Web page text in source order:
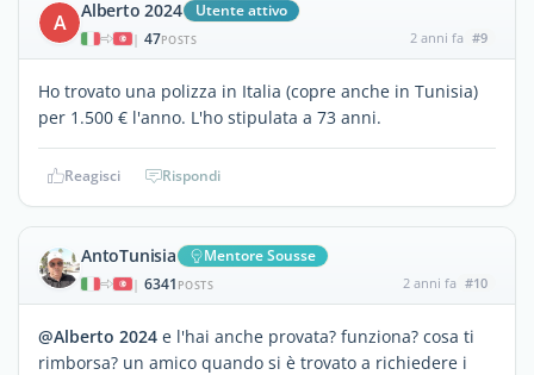
A Alberto 2024 Utente attivo
| 47POSTS 2 anni fa #9
Ho trovato una polizza in Italia (copre anche in Tunisia)
per 1.500 € l'anno. L'ho stipulata a 73 anni.
Reagisci Rispondi
AntoTunisia Mentore Sousse
| 6341 POSTS 2 anni fa #10
@Alberto 2024 e l'hai anche provata? funziona? cosa ti
rimborsa? un amico quando si è trovato a richiedere i